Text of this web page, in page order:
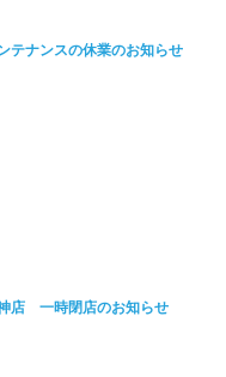
テナンスの休業のお知らせ
店 一時閉店のお知らせ